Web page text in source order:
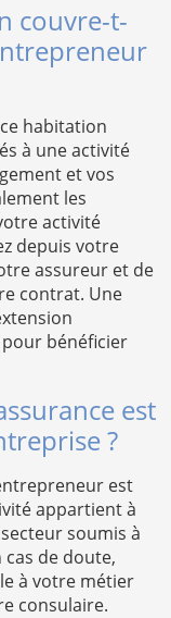
couvre-t-
habitation
à une activité
et vos
les
activité
depuis votre
assureur et de
contrat. Une
bénéficier
est
?
est
appartient à
soumis à
de doute,
à votre métier
consulaire.